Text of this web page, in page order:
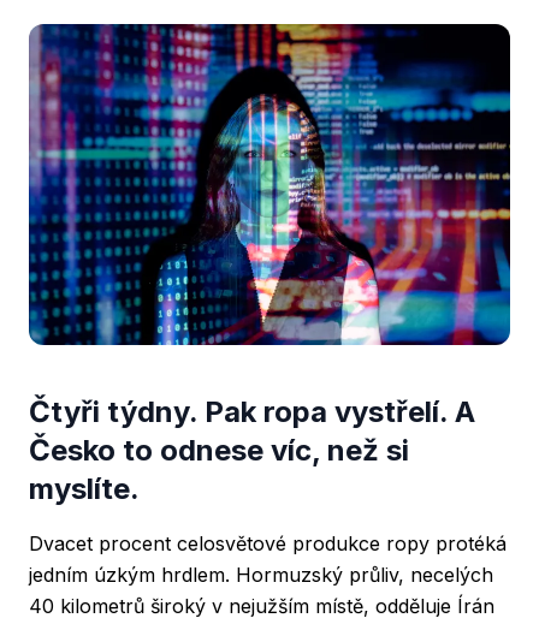
Čtyři týdny. Pak ropa vystřelí. A
Česko to odnese víc, než si
myslíte.
Dvacet procent celosvětové produkce ropy protéká
jedním úzkým hrdlem. Hormuzský průliv, necelých
40 kilometrů široký v nejužším místě, odděluje Írán